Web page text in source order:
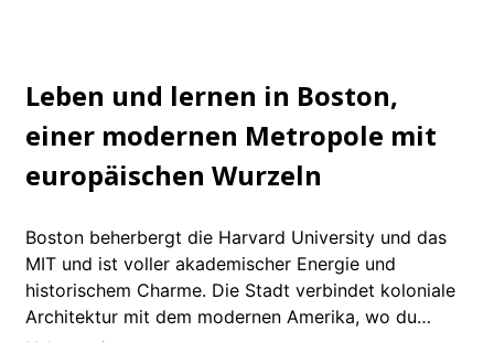
Leben und lernen in Boston,
einer modernen Metropole mit
europäischen Wurzeln
Boston beherbergt die Harvard University und das
MIT und ist voller akademischer Energie und
historischem Charme. Die Stadt verbindet koloniale
Architektur mit dem modernen Amerika, wo du